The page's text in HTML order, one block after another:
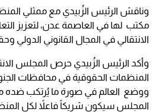
وناقش الرئيس الزُبيدي مع ممثلي
مكتب لها في العاصمة عدن، لتعزيز
الانتقالي في المجال القانوني الدولي
وأكد الرئيس الزُبيدي حرص المجلس
المنظمات الحقوقية في محافظات
ووضع العالم في صورة ما يُرتكب ضده
المجلس سيكون شريكاً فاعلاً لكل